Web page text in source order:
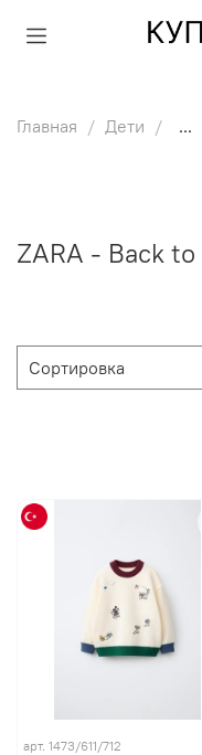
Главная Дети ...
ZARA - Back
арт. 1473/611/712